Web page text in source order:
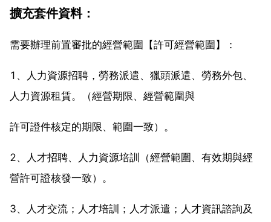
擴充套件資料：
需要辦理前置審批的經營範圍【許可經營範圍】：
1、人力資源招聘，勞務派遣、獵頭派遣、勞務外包、
人力資源租賃。（經營期限、經營範圍與
許可證件核定的期限、範圍一致）。
2、人才招聘、人力資源培訓（經營範圍、有效期與經
營許可證核發一致）。
3、人才交流；人才培訓；人才派遣；人才資訊諮詢及